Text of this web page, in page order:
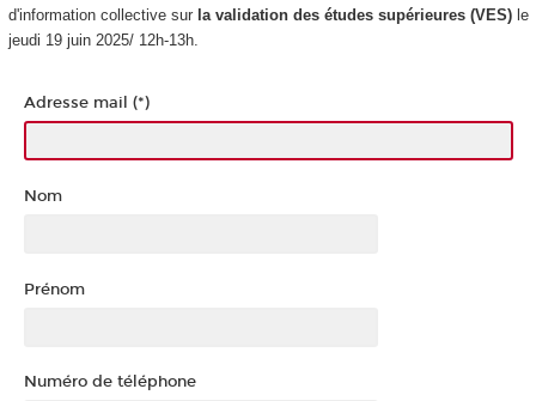
d'information collective sur la validation des études supérieures(VES)le
jeudi 19 juin 2025/ 12h-13h.
Adresse mail (*)
Nom
Prénom
Numéro de téléphone